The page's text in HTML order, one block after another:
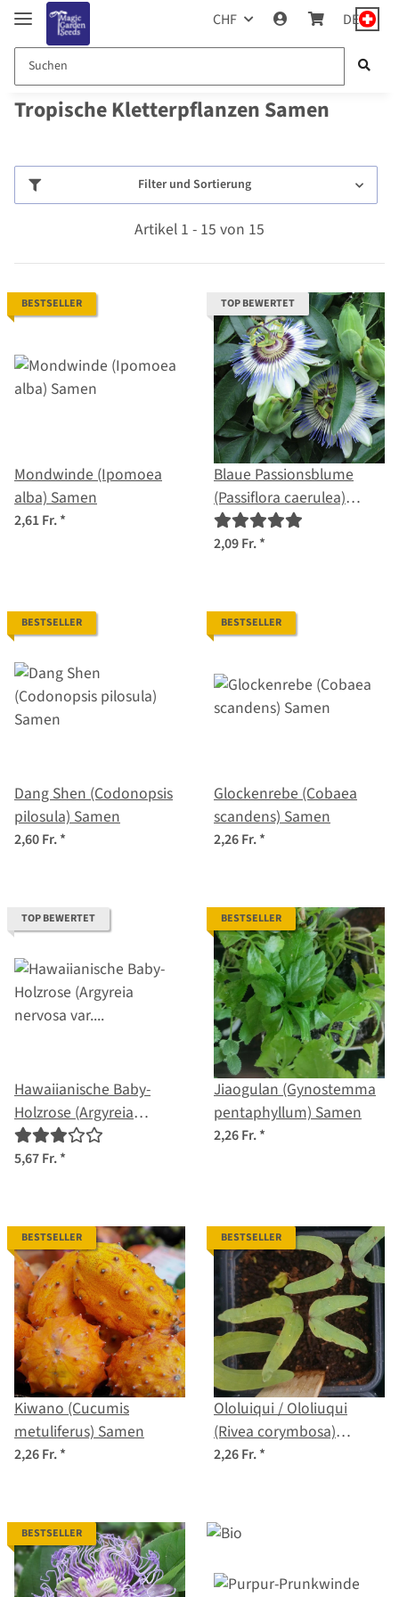
CHF DE
Tropische Kletterpflanzen Samen
Filter und Sortierung
Artikel 1 - 15 von 15
BESTSELLER
Mondwinde (Ipomoea
alba) Samen
2,61 Fr.*
TOP BEWERTET
Blaue Passionsblume
(Passiflora caerulea)
Samen
2,09 Fr.*
BESTSELLER
Dang Shen (Codonopsis
pilosula) Samen
2,60 Fr.*
BESTSELLER
Glockenrebe (Cobaea
scandens) Samen
2,26 Fr.*
TOP BEWERTET
Hawaiianische Baby-
Holzrose (Argyreia
nervosa var. nervosa)
Samen
5,67 Fr.*
BESTSELLER
Jiaogulan (Gynostemma
pentaphyllum) Samen
2,26 Fr.*
BESTSELLER
Kiwano (Cucumis
metuliferus) Samen
2,26 Fr.*
BESTSELLER
Ololuiqui / Ololiuqui
(Rivea corymbosa)
Samen
2,26 Fr.*
BESTSELLER